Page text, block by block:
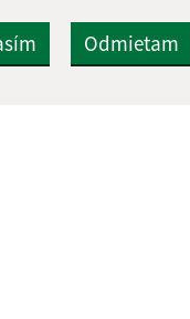
Odmietam